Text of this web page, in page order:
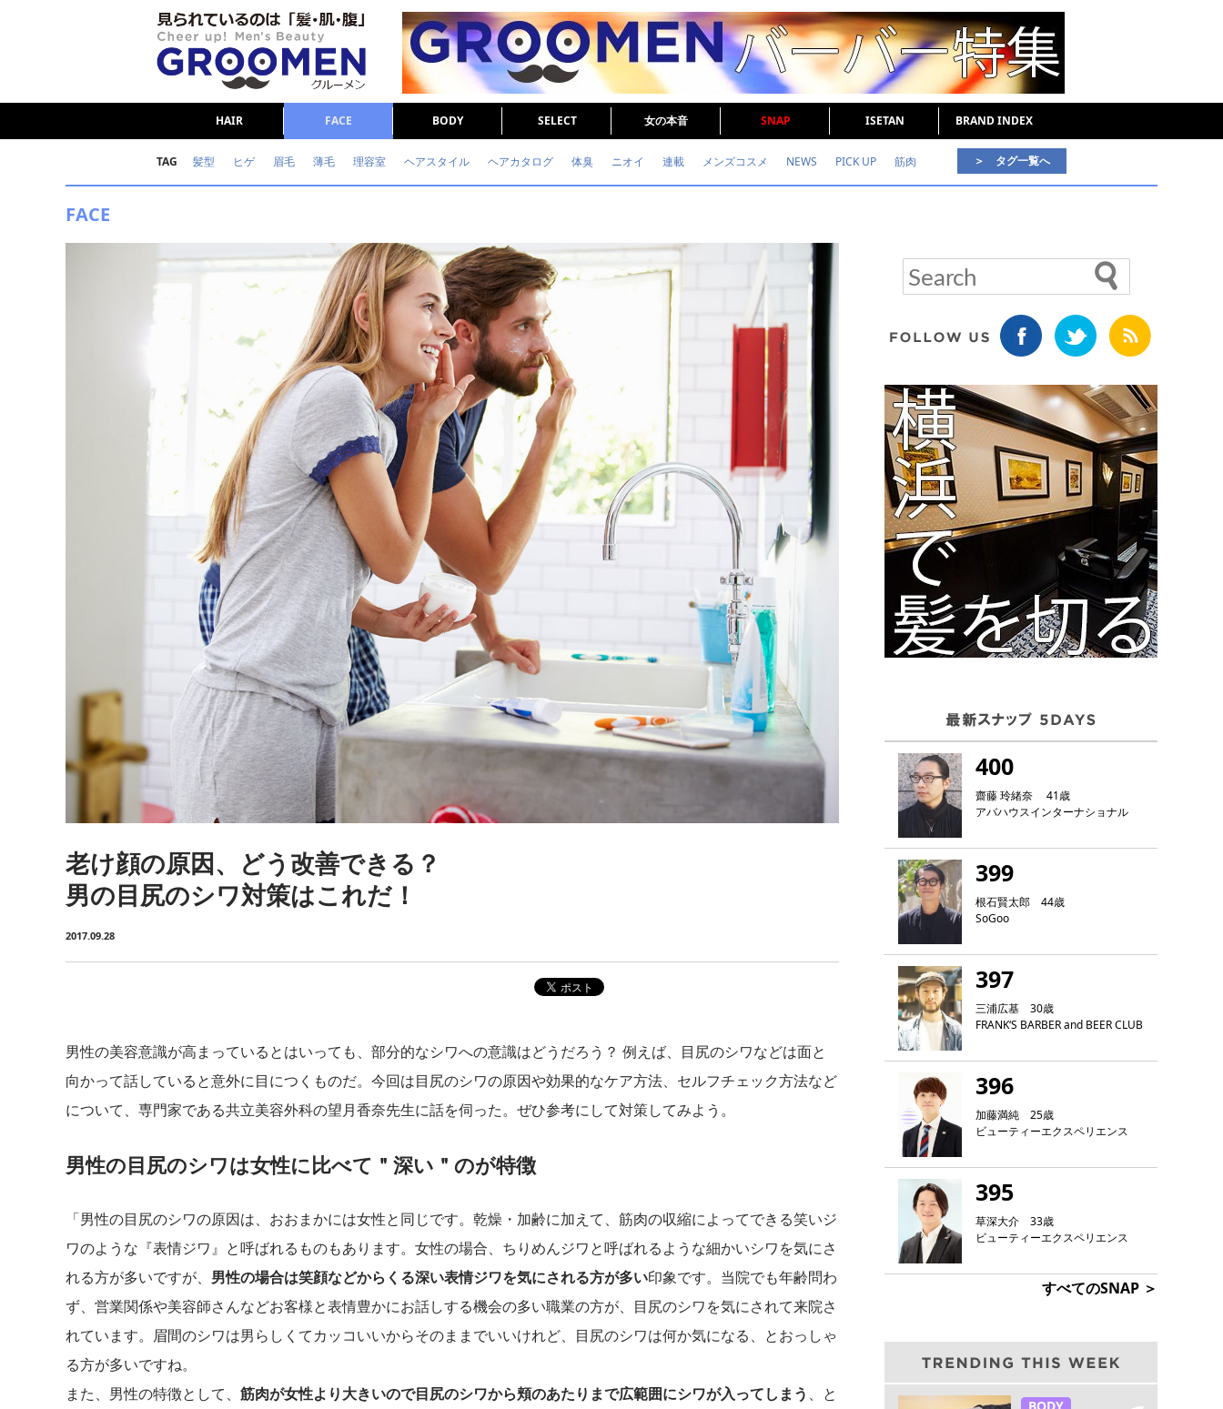
HAIR FACE BODY SELECT 女の本音 SNAP ISETAN BRAND INDEX
TAG 髪型 ヒゲ 眉毛 薄毛 理容室 ヘアスタイル ヘアカタログ 体臭 ニオイ 連載 メンズコスメ NEWS PICK UP 筋肉
理容室
＞ タグ一覧へ
FACE
老け顔の原因、どう改善できる？
男の目尻のシワ対策はこれだ！
2017.09.28
男性の美容意識が高まっているとはいっても、部分的なシワへの意識はどうだろう？ 例えば、目尻のシワなどは面と
向かって話していると意外に目につくものだ。今回は目尻のシワの原因や効果的なケア方法、セルフチェック方法など
について、専門家である共立美容外科の望月香奈先生に話を伺った。ぜひ参考にして対策してみよう。
男性の目尻のシワは女性に比べて＂深い＂のが特徴
「男性の目尻のシワの原因は、おおまかには女性と同じです。乾燥・加齢に加えて、筋肉の収縮によってできる笑いジ
ワのような『表情ジワ』と呼ばれるものもあります。女性の場合、ちりめんジワと呼ばれるような細かいシワを気にさ
れる方が多いですが、 男性の場合は笑顔などからくる深い表情ジワを気にされる方が多い印象です。当院でも年齢問わ
ず、営業関係や美容師さんなどお客様と表情豊かにお話しする機会の多い職業の方が、目尻のシワを気にされて来院さ
れています。眉間のシワは男らしくてカッコいいからそのままでいいけれど、目尻のシワは何か気になる、とおっしゃ
る方が多いですね。
また、男性の特徴として、 筋肉が女性より大きいので目尻のシワから頬のあたりまで広範囲にシワが入ってしまう 、と
400
齋藤 玲緒奈 41歳
アバハウスインターナショナル
399
根石賢太郎 44歳
SoGoo
397
三浦広基 30歳
FRANK‘S BARBER and BEER CLUB
396
加藤満純 25歳
ビューティーエクスペリエンス
395
草深大介 33歳
ビューティーエクスペリエンス
すべてのSNAP ＞